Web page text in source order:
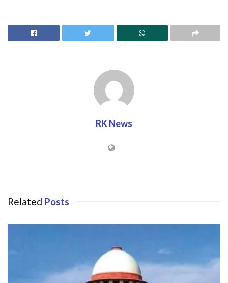
RK News
Related Posts